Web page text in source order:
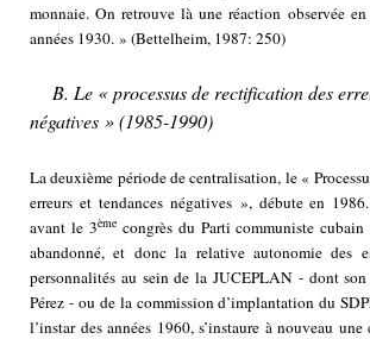
monnaie. On retrouve là une réaction observée
années 1930. » (Bettelheim, 1987: 250)
B. Le « processus de rectification des
négatives » (1985-1990)
La deuxième période de centralisation, le «
erreurs et tendances négatives », débute en
avant le 3èmecongrès du Parti communiste cubain
abandonné, et donc la relative autonomie des
personnalités au sein de la JUCEPLAN - dont
Pérez - ou de la commission d’implantation du
l’instar des années 1960, s’instaure à nouveau